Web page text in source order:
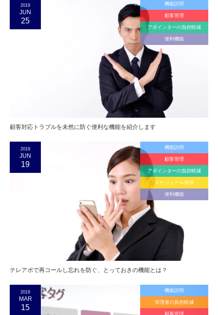
2019
JUN
25
機能説明
顧客管理
アポインターの負担軽減
便利機能
顧客対応トラブルを未然に防ぐ便利な機能を紹介します
2019
JUN
19
機能説明
顧客管理
アポインターの負担軽減
スケジュール管理
便利機能
テレアポで再コールし忘れを防ぐ、とっておきの機能とは？
2019
MAR
15
機能説明
管理者の負担軽減